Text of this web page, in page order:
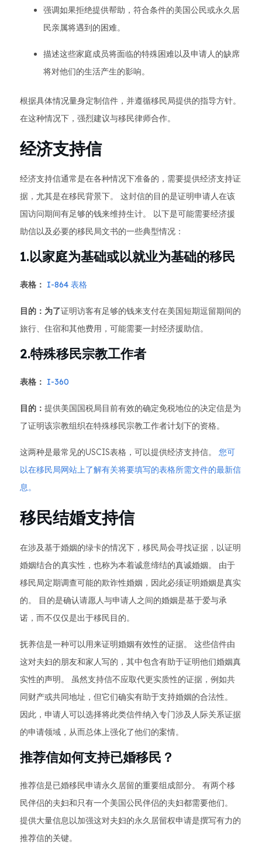
强调如果拒绝提供帮助，符合条件的美国公民或永久居
民亲属将遇到的困难。
描述这些家庭成员将面临的特殊困难以及申请人的缺席
将对他们的生活产生的影响。
根据具体情况量身定制信件，并遵循移民局提供的指导方针。
在这种情况下，强烈建议与移民律师合作。
经济支持信
经济支持信通常是在各种情况下准备的，需要提供经济支持证
据，尤其是在移民背景下。 这封信的目的是证明申请人在该
国访问期间有足够的钱来维持生计。 以下是可能需要经济援
助信以及必要的移民局文书的一些典型情况：
1.以家庭为基础或以就业为基础的移民
表格： I-864 表格
目的：为了证明访客有足够的钱来支付在美国短期逗留期间的
旅行、住宿和其他费用，可能需要一封经济援助信。
2.特殊移民宗教工作者
表格： I-360
目的： 提供美国国税局目前有效的确定免税地位的决定信是为
了证明该宗教组织在特殊移民宗教工作者计划下的资格。
这两种是最常见的USCIS表格，可以提供经济支持信。 您可
以在移民局网站上了解有关将要填写的表格所需文件的最新信
息。
移民结婚支持信
在涉及基于婚姻的绿卡的情况下，移民局会寻找证据，以证明
婚姻结合的真实性，也称为本着诚意缔结的真诚婚姻。 由于
移民局定期调查可能的欺诈性婚姻，因此必须证明婚姻是真实
的。 目的是确认请愿人与申请人之间的婚姻是基于爱与承
诺，而不仅仅是出于移民目的。
抚养信是一种可以用来证明婚姻有效性的证据。 这些信件由
这对夫妇的朋友和家人写的，其中包含有助于证明他们婚姻真
实性的声明。 虽然支持信不应取代更实质性的证据，例如共
同财产或共同地址，但它们确实有助于支持婚姻的合法性。
因此，申请人可以选择将此类信件纳入专门涉及人际关系证据
的申请领域，从而总体上强化了他们的案情。
推荐信如何支持已婚移民？
推荐信是已婚移民申请永久居留的重要组成部分。 有两个移
民伴侣的夫妇和只有一个美国公民伴侣的夫妇都需要他们。
提供大量信息以加强这对夫妇的永久居留权申请是撰写有力的
推荐信的关键。